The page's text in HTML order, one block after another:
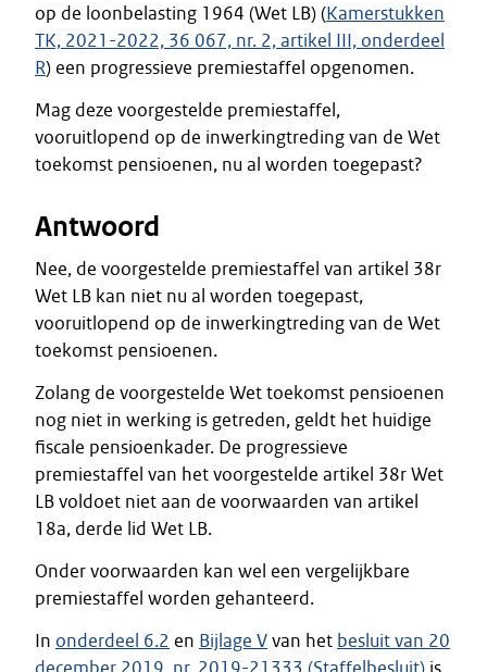
op de loonbelasting 1964 (Wet LB) (Kamerstukken
TK, 2021-2022, 36 067, nr. 2, artikel III, onderdeel
R) een progressieve premiestaffel opgenomen.
Mag deze voorgestelde premiestaffel,
vooruitlopend op de inwerkingtreding van de Wet
toekomst pensioenen, nu al worden toegepast?
Antwoord
Nee, de voorgestelde premiestaffel van artikel 38r
Wet LB kan niet nu al worden toegepast,
vooruitlopend op de inwerkingtreding van de Wet
toekomst pensioenen.
Zolang de voorgestelde Wet toekomst pensioenen
nog niet in werking is getreden, geldt het huidige
fiscale pensioenkader. De progressieve
premiestaffel van het voorgestelde artikel 38r Wet
LB voldoet niet aan de voorwaarden van artikel
18a, derde lid Wet LB.
Onder voorwaarden kan wel een vergelijkbare
premiestaffel worden gehanteerd.
In onderdeel 6.2 en Bijlage Vvan het besluit van 20